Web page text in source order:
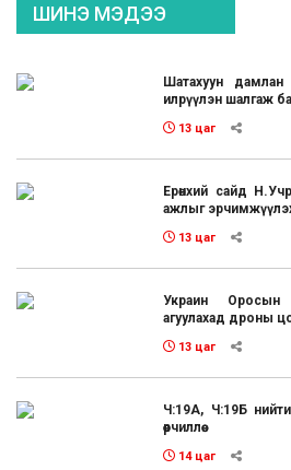
ШИНЭ МЭДЭЭ
Шатахуун дамлан
илрүүлэн шалгаж
13 цаг
Ерөнхий сайд
ажлыг эрчимжүүлэх
13 цаг
Украин Оросын
агуулахад дроны
13 цаг
Ч:19А, Ч:19Б
өөрчиллөө
14 цаг